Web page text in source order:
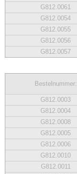
G812.0061
G812.0054
G812.0055
G812.0056
G812.0057
Bestelnummer:
G812.0003
G812.0004
G812.0008
G812.0005
G812.0006
G812.0010
G812.0011